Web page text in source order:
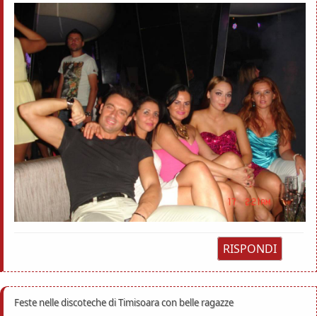
RISPONDI
Feste nelle discoteche di Timisoara con belle ragazze